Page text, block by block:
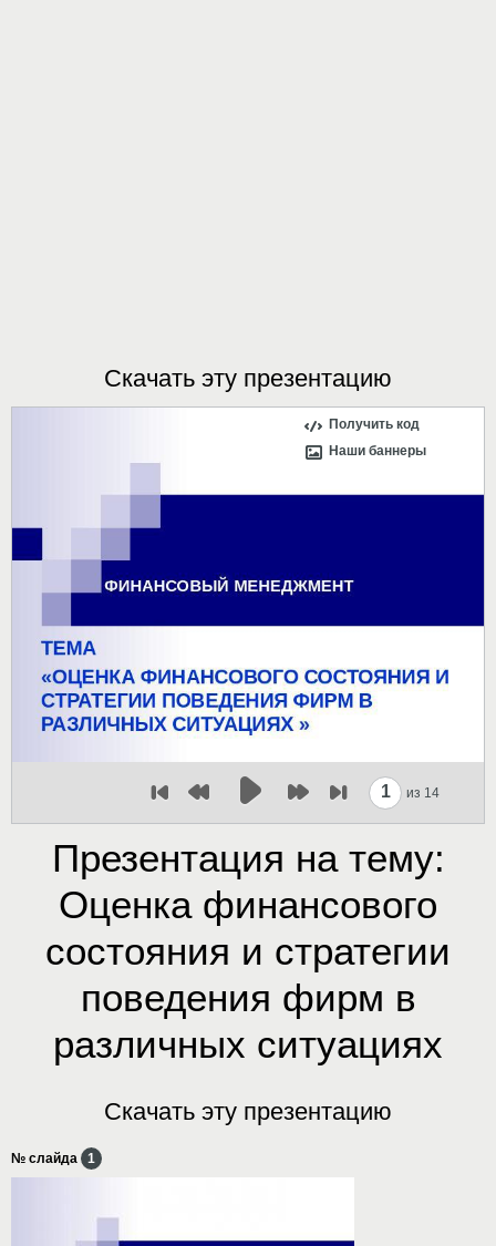
Скачать эту презентацию
Получить код
Наши баннеры
1 из 14
Презентация на тему:
Оценка финансового
состояния и стратегии
поведения фирм в
различных ситуациях
Скачать эту презентацию
№ слайда 1